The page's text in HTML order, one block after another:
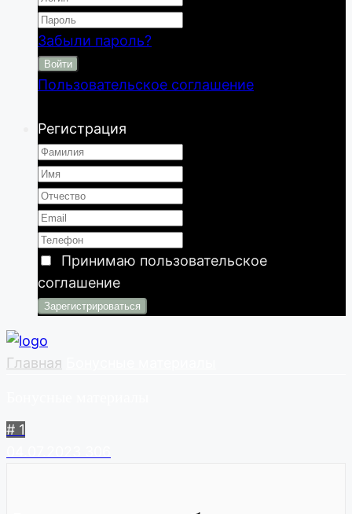
Забыли пароль?
Войти
Пользовательское соглашение
Регистрация
Принимаю пользовательское
соглашение
Главная
# 1